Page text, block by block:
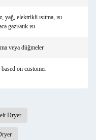
yağ, elektrikli ısıtma, ısı
gazı/atık ısı
veya düğmeler
on customer
Dryer